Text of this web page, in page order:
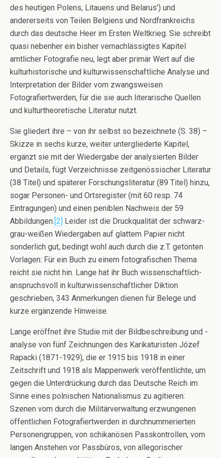
des heutigen Polens, Litauens und Belarus’) und
andererseits von Teilen Belgiens und Nordfrankreichs
durch das deutsche Heer im Ersten Weltkrieg. Sie schreibt
quasi nebenher ein bisher vernachlässigtes Kapitel
amtlicher Fotografie neu, legt aber primär Wert auf die
kulturhistorische und kulturwissenschaftliche Analyse und
Interpretation der Bilder vom zwangsweisen
Fotografiertwerden, für die sie auch literarische Quellen
und kulturtheoretische Literatur nutzt.
Sie gliedert ihre – von ihr selbst so bezeichnete (S. 38) –
Skizze in sechs kurze, weiter untergliederte Kapitel,
ergänzt sie mit der Wiedergabe der analysierten Bilder
und Details, fügt Verzeichnisse zeitgenössischer Literatur
(38 Titel) und späterer Forschungsliteratur (89 Titel) hinzu,
sogar Personen- und Ortsregister (mit 60 resp. 74
Eintragungen) und einen peniblen Nachweis der 59
Abbildungen.[2] Leider ist die Druckqualität der schwarz-
grau-weißen Wiedergaben auf glattem Papier nicht
sonderlich gut, bedingt wohl auch durch die z.T. getönten
Vorlagen: Für ein Buch zu einem fotografischen Thema
reicht sie nicht hin. Lange hat ihr Buch wissenschaftlich-
anspruchsvoll in kulturwissenschaftlicher Diktion
geschrieben, 343 Anmerkungen dienen für Belege und
kurze ergänzende Hinweise.
Lange eröffnet ihre Studie mit der Bildbeschreibung und -
analyse von fünf Zeichnungen des Karikaturisten Józef
Rapacki (1871-1929), die er 1915 bis 1918 in einer
Zeitschrift und 1918 als Mappenwerk veröffentlichte, um
gegen die Unterdrückung durch das Deutsche Reich im
Sinne eines polnischen Nationalismus zu agitieren:
Szenen vom durch die Militärverwaltung erzwungenen
öffentlichen Fotografiertwerden in durchnummerierten
Personengruppen, von schikanösen Passkontrollen, vom
langen Anstehen vor Passbüros, von allegorischer